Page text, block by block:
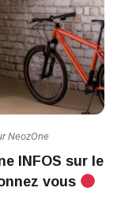
NeozOne
INFOS sur le
vous